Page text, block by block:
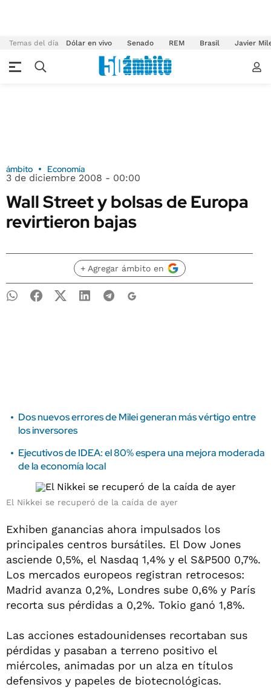
Temas del día Dólar en vivo Senado REM Brasil Javier
ámbito Economía
3 de diciembre 2008 - 00:00
Wall Street y bolsas de Europa
revirtieron bajas
+ Agregar ámbito en
Dos nuevos errores de Milei generan más vértigo entre
los inversores
Ejecutivos de IDEA: el 80% espera una mejora moderada
de la economía local
El Nikkei se recuperó de la caída de ayer
Exhiben ganancias ahora impulsados los
principales centros bursátiles. El Dow Jones
asciende 0,5%, el Nasdaq 1,4% y el S&P500 0,7%.
Los mercados europeos registran retrocesos:
Madrid avanza 0,2%, Londres sube 0,6% y París
recorta sus pérdidas a 0,2%. Tokio ganó 1,8%.
Las acciones estadounidenses recortaban sus
pérdidas y pasaban a terreno positivo el
miércoles, animadas por un alza en títulos
defensivos y papeles de biotecnológicas.